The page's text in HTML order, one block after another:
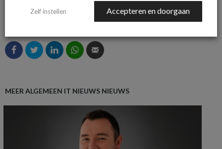
MEER ALGEMEEN IT NIEUWS NIEUWS
Zelf instellen Accepteren en doorgaan